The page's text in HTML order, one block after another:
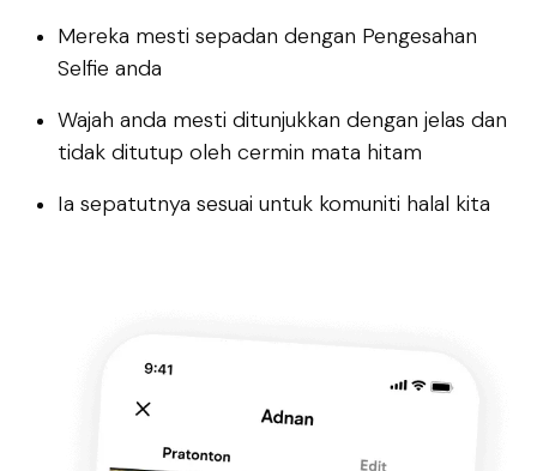
Mereka mesti sepadan dengan Pengesahan
Selfie anda
Wajah anda mesti ditunjukkan dengan jelas dan
tidak ditutup oleh cermin mata hitam
Ia sepatutnya sesuai untuk komuniti halal kita